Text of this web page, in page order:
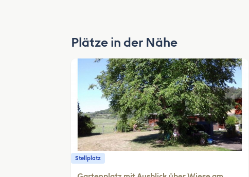
Plätze in der Nähe
Stellplatz